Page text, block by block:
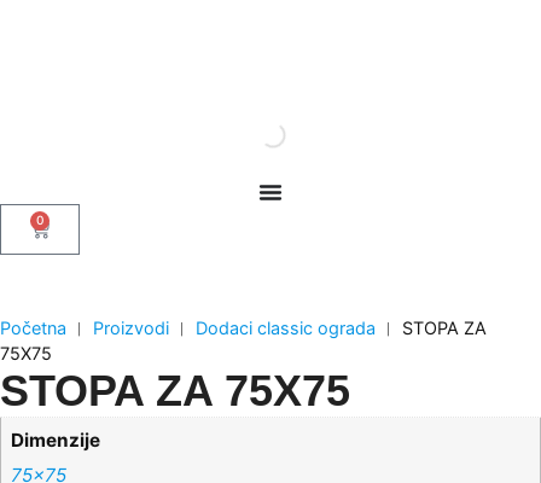
0
Početna ︱ Proizvodi ︱ Dodaci classic ograda ︱ STOPA ZA
75X75
STOPA ZA 75X75
Dimenzije
75×75